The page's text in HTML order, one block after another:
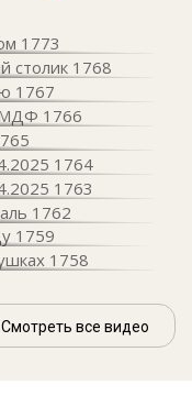
Смотреть все видео